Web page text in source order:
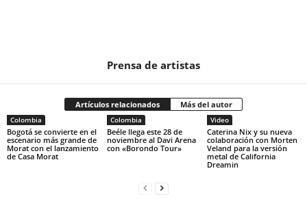
Prensa de artistas
Artículos relacionados Más del autor
Colombia
Bogotá se convierte en el
escenario más grande de
Morat con el lanzamiento
de Casa Morat
Colombia
Beéle llega este 28 de
noviembre al Davi Arena
con «Borondo Tour»
Video
Caterina Nix y su nueva
colaboración con Morten
Veland para la versión
metal de California
Dreamin